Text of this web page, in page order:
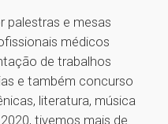
palestras e mesas
médicos
de trabalhos
e também concurso
literatura, música
tivemos mais de